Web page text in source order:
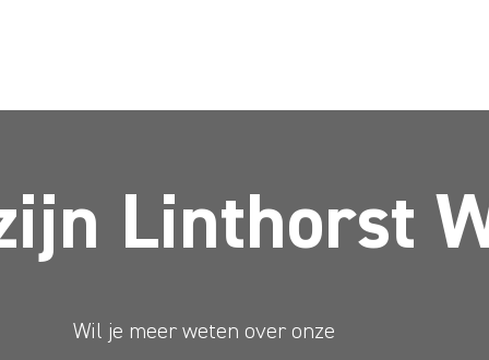
Linthorst
Wil je meer weten over onze